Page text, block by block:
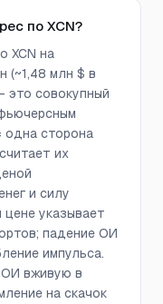
по XCN?
XCN на
(~1,48 млн $ в
это совокупный
одна сторона
их
и силу
указывает
падение ОИ
импульса.
вживую в
на скачок